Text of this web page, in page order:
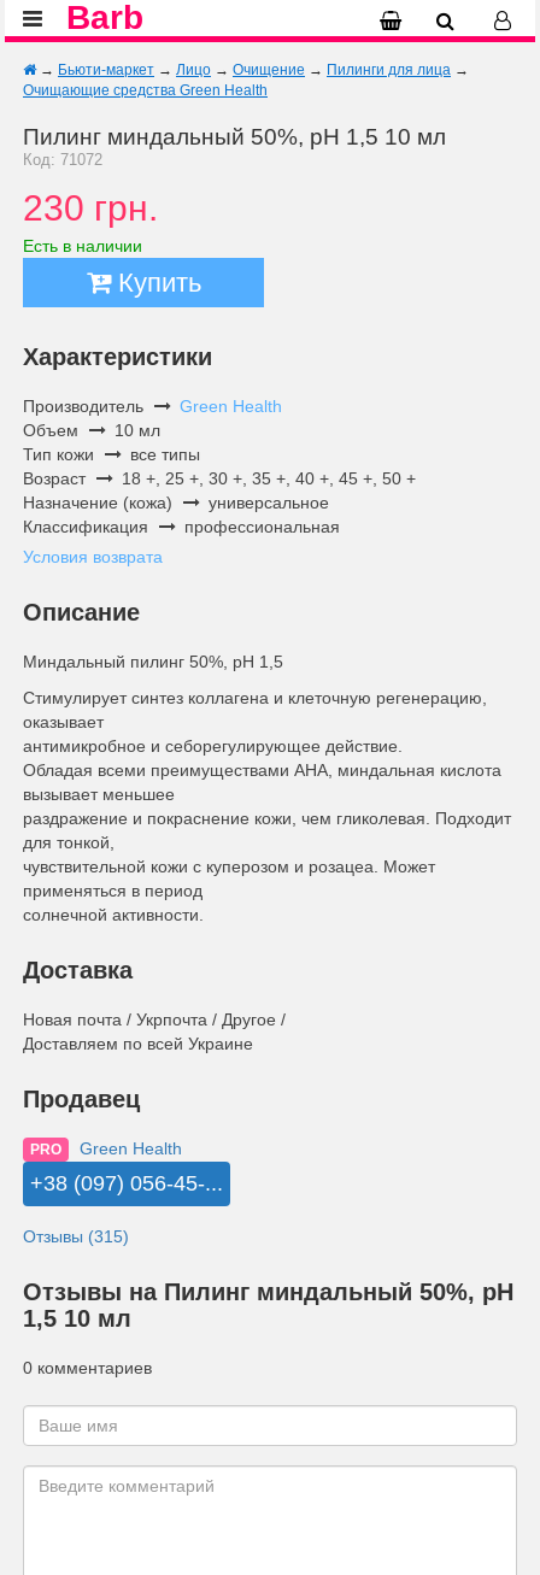
Barb
→ Бьюти-маркет → Лицо → Очищение → Пилинги для лица →
Очищающие средства Green Health
Пилинг миндальный 50%, рН 1,5 10 мл
Код: 71072
230 грн.
Есть в наличии
Купить
Характеристики
Производитель
Green Health
Объем
10 мл
Тип кожи
все типы
Возраст
18 +, 25 +, 30 +, 35 +, 40 +, 45 +, 50 +
Назначение (кожа)
универсальное
Классификация
профессиональная
Условия возврата
Описание
Миндальный пилинг 50%, рН 1,5
Стимулирует синтез коллагена и клеточную регенерацию,
оказывает
антимикробное и себорегулирующее действие.
Обладая всеми преимуществами АНА, миндальная кислота
вызывает меньшее
раздражение и покраснение кожи, чем гликолевая. Подходит
для тонкой,
чувствительной кожи с куперозом и розацеа. Может
применяться в период
солнечной активности.
Доставка
Новая почта / Укрпочта / Другое /
Доставляем по всей Украине
Продавец
PRO Green Health
+38 (097) 056-45-...
Отзывы (315)
Отзывы на Пилинг миндальный 50%, рН
1,5 10 мл
0 комментариев